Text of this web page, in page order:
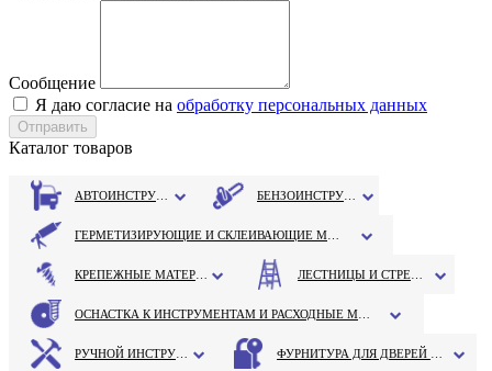
Сообщение
Я даю согласие на обработку персональных данных
Каталог товаров